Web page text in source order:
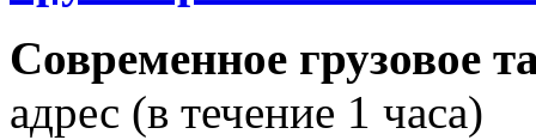
Современное грузовое
адрес (в течение 1 часа)